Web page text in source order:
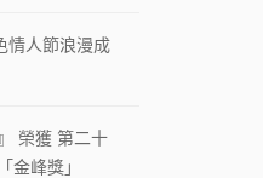
情人節浪漫成
榮獲 第二十
金峰獎」